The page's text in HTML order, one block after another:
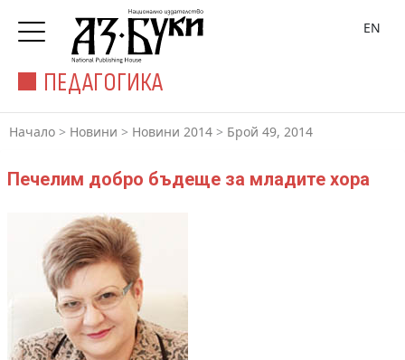
ПЕДАГОГИКА
EN
Начало > Новини > Новини 2014 > Брой 49, 2014
Печелим добро бъдеще за младите хора